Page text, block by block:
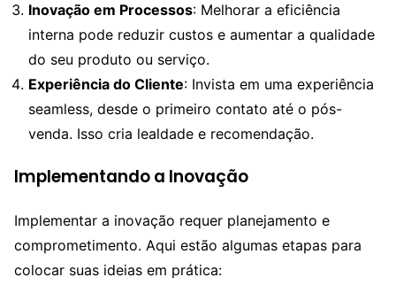
Inovação em Processos: Melhorar a eficiência
interna pode reduzir custos e aumentar a qualidade
do seu produto ou serviço.
Experiência do Cliente: Invista em uma experiência
seamless, desde o primeiro contato até o pós-
venda. Isso cria lealdade e recomendação.
Implementando a Inovação
Implementar a inovação requer planejamento e
comprometimento. Aqui estão algumas etapas para
colocar suas ideias em prática: